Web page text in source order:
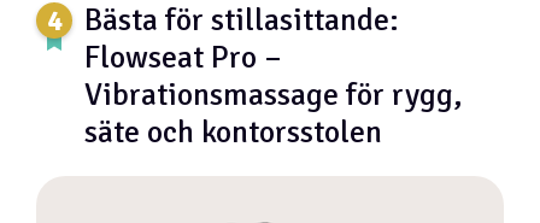
Bästa för stillasittande:
Flowseat Pro –
Vibrationsmassage för rygg,
säte och kontorsstolen